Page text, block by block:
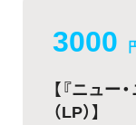
3000
【『ニュー
（LP）】